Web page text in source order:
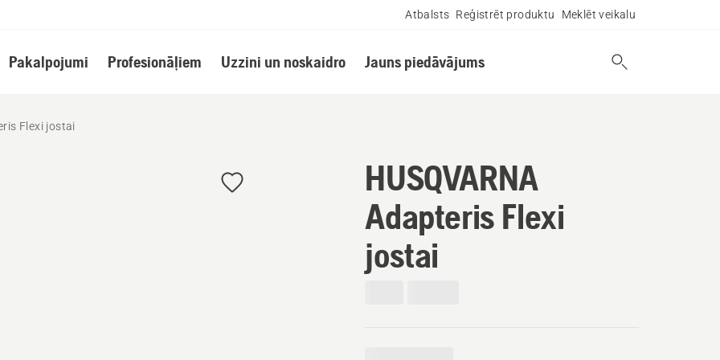
Atbalsts Reģistrēt produktu Meklēt veikalu
Pakalpojumi Profesionāļiem Uzzini un noskaidro Jauns piedāvājums
Flexi jostai
HUSQVARNA
Adapteris Flexi
jostai